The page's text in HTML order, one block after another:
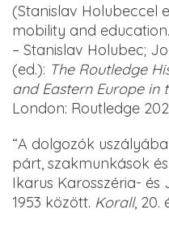
(Stanislav Holubeccel
mobility and
– Stanislav Holubec;
(ed.): The Routledge
and Eastern Europe in
London: Routledge
“A dolgozók
párt, szakmunkások
Ikarus Karosszéria- és
1953 között. Korall, 20.